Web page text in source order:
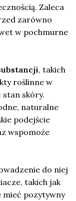
Zaleca
zarówno
w pochmurne
, takich
roślinne w
skóry.
naturalne
podejście
wspomoże
do niej
takich jak
mieć pozytywny